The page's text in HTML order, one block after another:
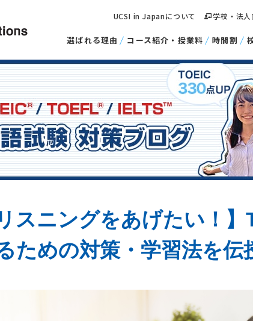
選ばれる理由 コース紹介・授業料 時間割
UCSI in Japanについて 学校・法
リスニングをあげたい！
ための対策・学習法を伝